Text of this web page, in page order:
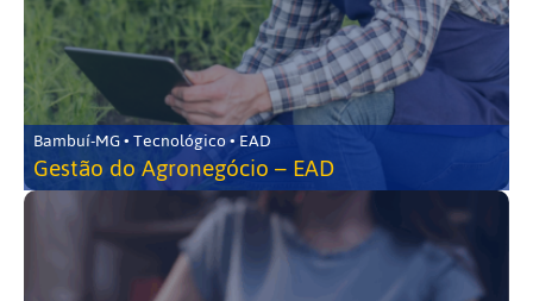
Bambuí-MG • Tecnológico • EAD
Gestão do Agronegócio – EAD